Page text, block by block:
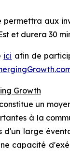
aux
et durera 30
ici afin de
Growth
un
à la
d'un large
capacité